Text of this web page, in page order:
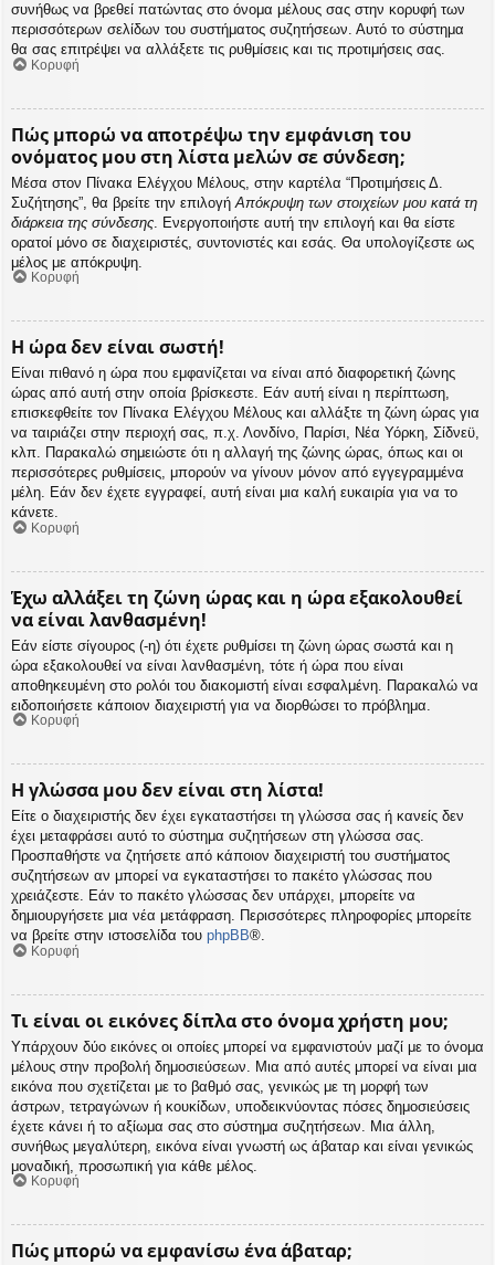
συνήθως να βρεθεί πατώντας στο όνομα μέλους σας στην κορυφή των
περισσότερων σελίδων του συστήματος συζητήσεων. Αυτό το σύστημα
θα σας επιτρέψει να αλλάξετε τις ρυθμίσεις και τις προτιμήσεις σας.
Κορυφή
Πώς μπορώ να αποτρέψω την εμφάνιση του
ονόματος μου στη λίστα μελών σε σύνδεση;
Μέσα στον Πίνακα Ελέγχου Μέλους, στην καρτέλα “Προτιμήσεις Δ.
Συζήτησης”, θα βρείτε την επιλογή Απόκρυψη των στοιχείων μου κατά τη
διάρκεια της σύνδεσης . Ενεργοποιήστε αυτή την επιλογή και θα είστε
ορατοί μόνο σε διαχειριστές, συντονιστές και εσάς. Θα υπολογίζεστε ως
μέλος με απόκρυψη.
Κορυφή
Η ώρα δεν είναι σωστή!
Είναι πιθανό η ώρα που εμφανίζεται να είναι από διαφορετική ζώνης
ώρας από αυτή στην οποία βρίσκεστε. Εάν αυτή είναι η περίπτωση,
επισκεφθείτε τον Πίνακα Ελέγχου Μέλους και αλλάξτε τη ζώνη ώρας για
να ταιριάζει στην περιοχή σας, π.χ. Λονδίνο, Παρίσι, Νέα Υόρκη, Σίδνεϋ,
κλπ. Παρακαλώ σημειώστε ότι η αλλαγή της ζώνης ώρας, όπως και οι
περισσότερες ρυθμίσεις, μπορούν να γίνουν μόνον από εγγεγραμμένα
μέλη. Εάν δεν έχετε εγγραφεί, αυτή είναι μια καλή ευκαιρία για να το
κάνετε.
Κορυφή
Έχω αλλάξει τη ζώνη ώρας και η ώρα εξακολουθεί
να είναι λανθασμένη!
Εάν είστε σίγουρος (-η) ότι έχετε ρυθμίσει τη ζώνη ώρας σωστά και η
ώρα εξακολουθεί να είναι λανθασμένη, τότε ή ώρα που είναι
αποθηκευμένη στο ρολόι του διακομιστή είναι εσφαλμένη. Παρακαλώ να
ειδοποιήσετε κάποιον διαχειριστή για να διορθώσει το πρόβλημα.
Κορυφή
Η γλώσσα μου δεν είναι στη λίστα!
Είτε ο διαχειριστής δεν έχει εγκαταστήσει τη γλώσσα σας ή κανείς δεν
έχει μεταφράσει αυτό το σύστημα συζητήσεων στη γλώσσα σας.
Προσπαθήστε να ζητήσετε από κάποιον διαχειριστή του συστήματος
συζητήσεων αν μπορεί να εγκαταστήσει το πακέτο γλώσσας που
χρειάζεστε. Εάν το πακέτο γλώσσας δεν υπάρχει, μπορείτε να
δημιουργήσετε μια νέα μετάφραση. Περισσότερες πληροφορίες μπορείτε
να βρείτε στην ιστοσελίδα του phpBB®.
Κορυφή
Τι είναι οι εικόνες δίπλα στο όνομα χρήστη μου;
Υπάρχουν δύο εικόνες οι οποίες μπορεί να εμφανιστούν μαζί με το όνομα
μέλους στην προβολή δημοσιεύσεων. Μια από αυτές μπορεί να είναι μια
εικόνα που σχετίζεται με το βαθμό σας, γενικώς με τη μορφή των
άστρων, τετραγώνων ή κουκίδων, υποδεικνύοντας πόσες δημοσιεύσεις
έχετε κάνει ή το αξίωμα σας στο σύστημα συζητήσεων. Μια άλλη,
συνήθως μεγαλύτερη, εικόνα είναι γνωστή ως άβαταρ και είναι γενικώς
μοναδική, προσωπική για κάθε μέλος.
Κορυφή
Πώς μπορώ να εμφανίσω ένα άβαταρ;